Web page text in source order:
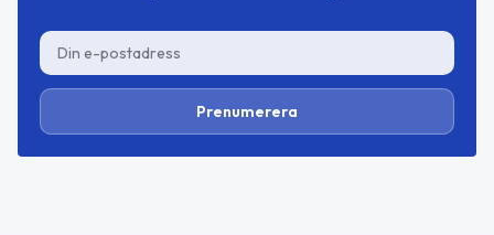
Prenumerera